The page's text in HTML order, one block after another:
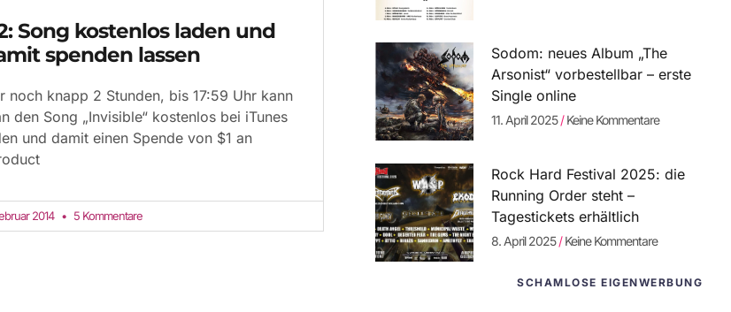
Song kostenlos laden und
spenden lassen
noch knapp 2 Stunden, bis 17:59 Uhr kann
den Song „Invisible“ kostenlos bei iTunes
und damit einen Spende von $1 an
2014 5 Kommentare
Sodom: neues Album „The
Arsonist“ vorbestellbar – erste
Single online
11. April 2025 Keine Kommentare
Rock Hard Festival 2025: die
Running Order steht –
Tagestickets erhältlich
8. April 2025 Keine Kommentare
SCHAMLOSE EIGENWERBUNG